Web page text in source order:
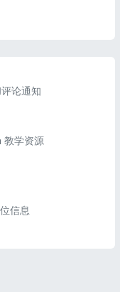
论通知
教学资源
信息